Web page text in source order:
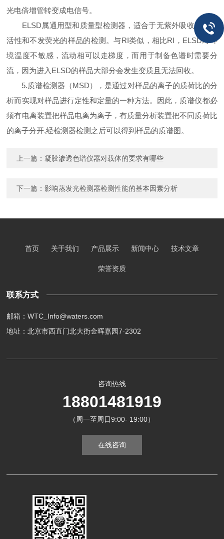
光电倍增管转变成电信号。
ELSD属通用型和质量型检测器，适合于无紫外吸收、无电
活性和不发荧光的样品的检测。与RI类似，相比RI，ELSD对环
境温度不敏感，流动相可以走梯度，而用于制备色谱时需要分
流，因为进入ELSD的样品大部分会发生变质且无法回收。
5.质谱检测器（MSD），是通过对样品的离子的质荷比的分
析而实现对样品进行定性和定量的一种方法。因此，质谱仪都必
须有电离装置把样品电离为离子，有质量分析装置把不同质荷比
的离子分开,经检测器检测之后可以得到样品的质谱图。
上一篇：凝胶渗透色谱仪器对载体的要求有哪些
下一篇：影响蒸发光检测器检测性能的基本因素分析
首页 关于我们 产品展示 新闻中心 技术文章
荣誉资质
联系方式
邮箱：WTC_Info@waters.com
地址：北京市西直门北大街金晖嘉园7-2302
咨询热线
18801481919
（周一至周日9:00- 19:00）
在线咨询